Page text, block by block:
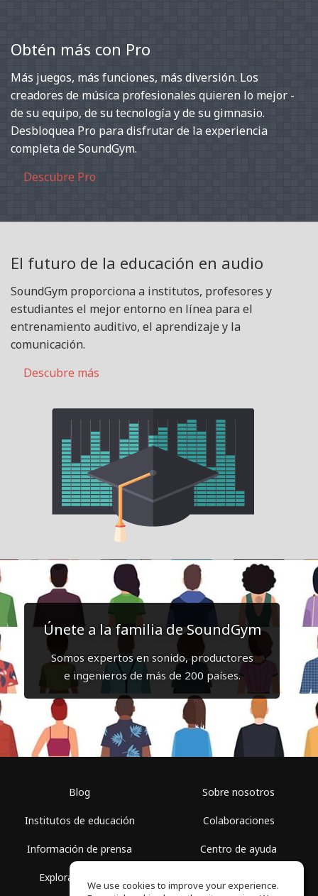
Obtén más con Pro
Más juegos, más funciones, más diversión. Los
creadores de música profesionales quieren lo mejor -
de su equipo, de su tecnología y de su gimnasio.
Desbloquea Pro para disfrutar de la experiencia
completa de SoundGym.
Descubre Pro
El futuro de la educación en audio
SoundGym proporciona a institutos, profesores y
estudiantes el mejor entorno en línea para el
entrenamiento auditivo, el aprendizaje y la
comunicación.
Descubre más
Únete a la familia de SoundGym
Somos expertos en sonido, productores
e ingenieros de más de 200 países.
Blog
Institutos de educación
Información de prensa
Explorar espacios
Sobre nosotros
Colaboraciones
Centro de ayuda
We use cookies to improve your experience.